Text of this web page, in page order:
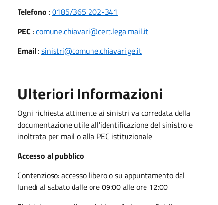
Telefono :0185/365 202-341
PEC :comune.chiavari@cert.legalmail.it
Email :sinistri@comune.chiavari.ge.it
Ulteriori Informazioni
Ogni richiesta attinente ai sinistri va corredata della
documentazione utile all'identificazione del sinistro e
inoltrata per mail o alla PEC istituzionale
Accesso al pubblico
Contenzioso: accesso libero o su appuntamento dal
lunedì al sabato dalle ore 09:00 alle ore 12:00